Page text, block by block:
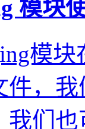
模块
模
件，
我们